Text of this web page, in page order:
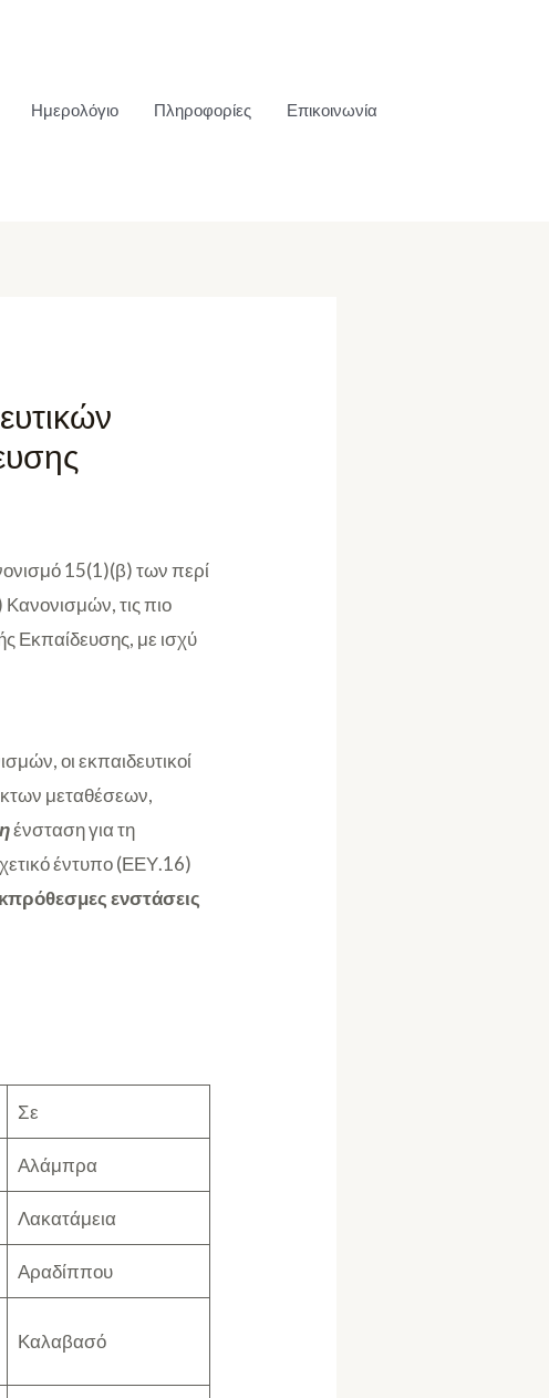
Ημερολόγιο Πληροφορίες Επικοινωνία
15(1)(β) των περί
τις πιο
Εκπαίδευσης, με ισχύ
οι εκπαιδευτικοί
μεταθέσεων,
ένσταση για τη
έντυπο (ΕΕΥ.16)
ενστάσεις
Σε
Αλάμπρα
Λακατάμεια
Αραδίππου
Καλαβασό